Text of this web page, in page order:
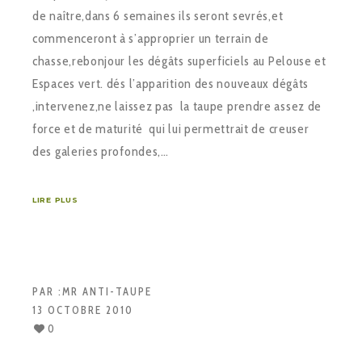
de naître,dans 6 semaines ils seront sevrés,et
commenceront à s’approprier un terrain de
chasse,rebonjour les dégâts superficiels au Pelouse et
Espaces vert. dés l’apparition des nouveaux dégâts
,intervenez,ne laissez pas la taupe prendre assez de
force et de maturité qui lui permettrait de creuser
des galeries profondes,…
LIRE PLUS
PAR :MR ANTI-TAUPE
13 OCTOBRE 2010
0